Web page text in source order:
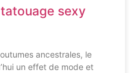
sexy
ancestrales, le
un effet de mode et